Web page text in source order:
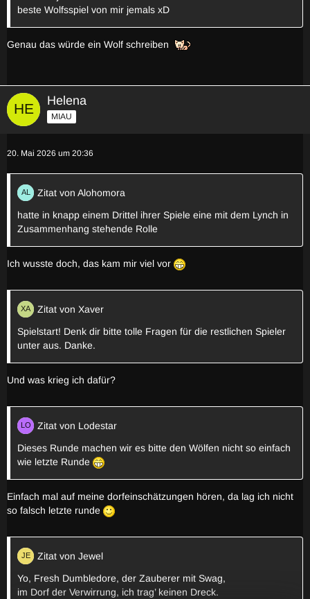
beste Wolfsspiel von mir jemals xD
Genau das würde ein Wolf schreiben
Helena
MIAU
20. Mai 2026 um 20:36
Zitat von Alohomora
hatte in knapp einem Drittel ihrer Spiele eine mit dem Lynch in
Zusammenhang stehende Rolle
Ich wusste doch, das kam mir viel vor
Zitat von Xaver
Spielstart! Denk dir bitte tolle Fragen für die restlichen Spieler
unter aus. Danke.
Und was krieg ich dafür?
Zitat von Lodestar
Dieses Runde machen wir es bitte den Wölfen nicht so einfach
wie letzte Runde
Einfach mal auf meine dorfeinschätzungen hören, da lag ich nicht
so falsch letzte runde
Zitat von Jewel
Yo, Fresh Dumbledore, der Zauberer mit Swag,
im Dorf der Verwirrung, ich trag’ keinen Dreck.